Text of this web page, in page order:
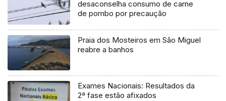
desaconselha consumo de carne
de pombo por precaução
Praia dos Mosteiros em São Miguel
reabre a banhos
Exames Nacionais: Resultados da
2ª fase estão afixados